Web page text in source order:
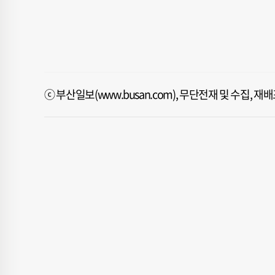
ⓒ 부산일보(www.busan.com), 무단전재 및 수집, 재